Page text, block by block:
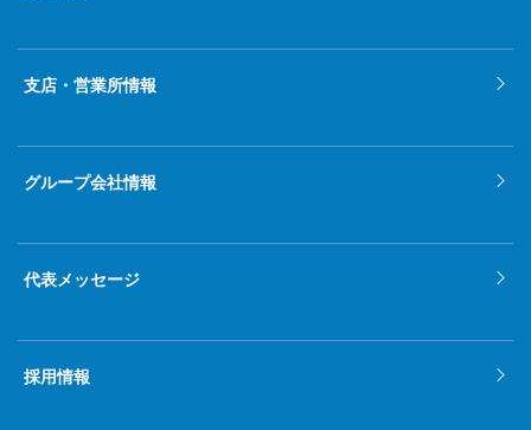
支店・営業所情報
グループ会社情報
代表メッセージ
採用情報